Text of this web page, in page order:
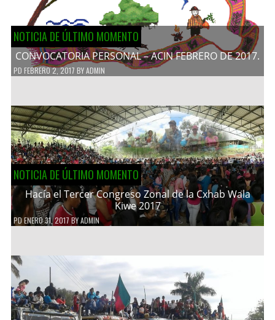
NOTICIA DE ÚLTIMO MOMENTO
CONVOCATORIA PERSONAL – ACIN FEBRERO DE 2017.
PD FEBRERO 2, 2017 BYADMIN
NOTICIA DE ÚLTIMO MOMENTO
Hacía el Tercer Congreso Zonal de la Cxhab Wala
Kiwe 2017
PDENERO 31, 2017 BYADMIN